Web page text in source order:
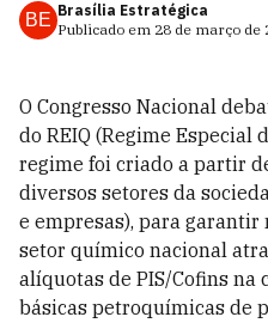
BE Brasília Estratégica
Publicado em 28 de março de
O Congresso Nacional
do REIQ (Regime Especial
regime foi criado a partir
diversos setores da
e empresas), para
setor químico nacional
alíquotas de PIS/Cofins
básicas petroquímicas de